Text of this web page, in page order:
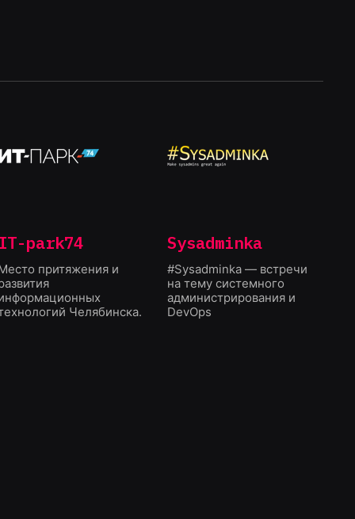
IT-park74
притяжения и
Челябинска.
Sysadminka
#Sysadminka — встречи
на тему системного
администрирования и
DevOps